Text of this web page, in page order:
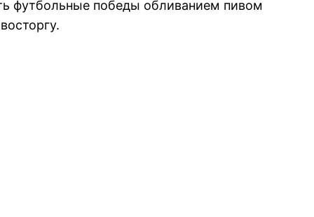
футбольные победы обливанием пивом